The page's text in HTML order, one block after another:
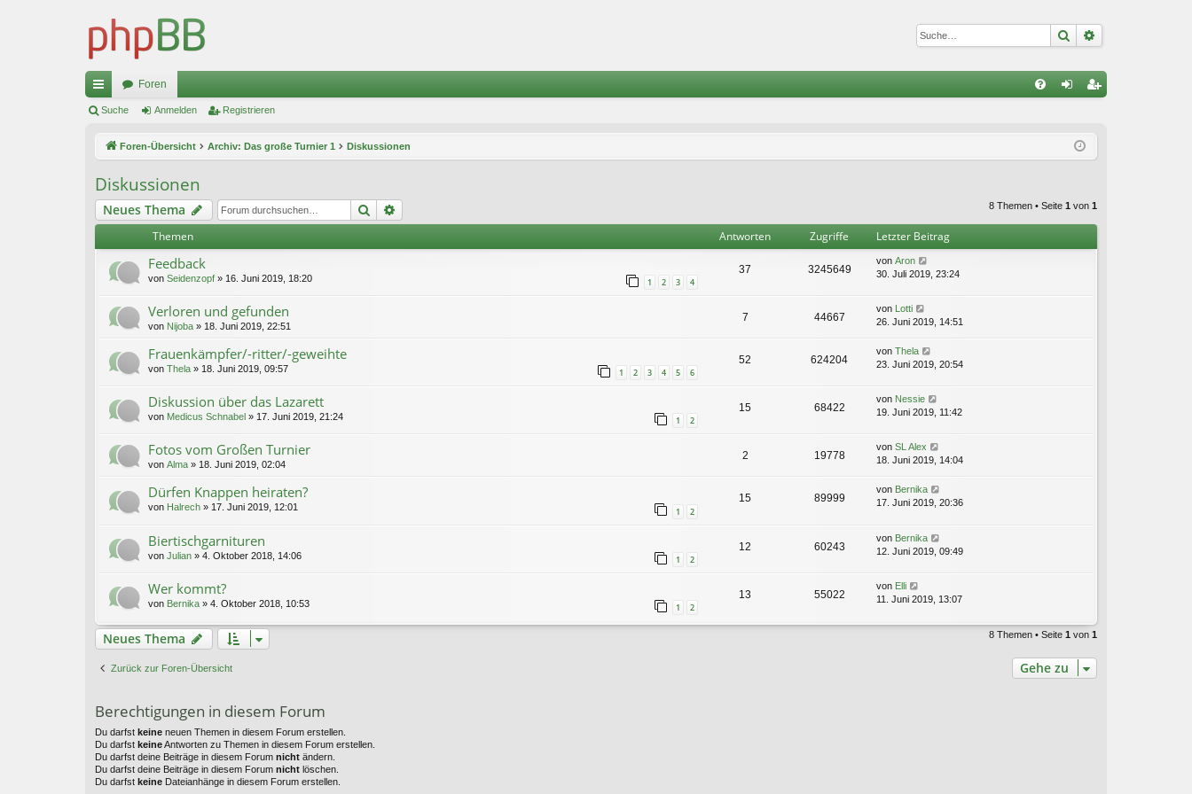
Suche
ch
ug
riff
Foren
ist
Suche Anmelden Registrieren
Foren-Übersicht Archiv: Das große Turnier 1 Diskussionen
Diskussionen
Neues Thema Suche 8 Themen • Seite 1 von 1
Themen Antworten Zugriffe Letzter Beitrag
Feedback
von Seidenzopf » 16. Juni 2019, 18:20 1 2 3 4
37 3245649
von Aron
30. Juli 2019, 23:24
Verloren und gefunden
von Nijoba » 18. Juni 2019, 22:51
7 44667
von
Lotti
26. Juni 2019, 14:51
Frauenkämpfer/-ritter/-geweihte
von Thela » 18. Juni 2019, 09:57 1 2 3 4 5 6
52 624204
von Thela
23. Juni 2019, 20:54
Diskussion über das Lazarett
von Medicus Schnabel » 17. Juni 2019, 21:24 1 2
15 68422
von Nessie
19. Juni 2019, 11:42
Fotos vom Großen Turnier
von Alma » 18. Juni 2019, 02:04
2 19778
von SL Alex
18. Juni 2019, 14:04
Dürfen Knappen heiraten?
von Halrech » 17. Juni 2019, 12:01 1 2
15 89999
von Bernika
17. Juni 2019, 20:36
Biertischgarnituren
von Julian » 4. Oktober 2018, 14:06 1 2
12 60243
von Bernika
12. Juni 2019, 09:49
Wer kommt?
von Bernika » 4. Oktober 2018, 10:53 1 2
13 55022
von Elli
11. Juni 2019, 13:07
Neues Thema 8 Themen • Seite 1 von 1
Zurück zur Foren-Übersicht Gehe zu
Berechtigungen in diesem Forum
Du darfst keine neuen Themen in diesem Forum erstellen.
Du darfst keineAntworten zu Themen in diesem Forum erstellen.
Du darfst deine Beiträge in diesem Forum nicht ändern.
Du darfst deine Beiträge in diesem Forum nicht löschen.
Du darfst keine Dateianhänge in diesem Forum erstellen.